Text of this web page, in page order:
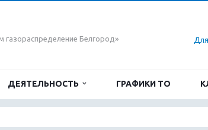
газораспределение Белгород»
ДЕЯТЕЛЬНОСТЬ ГРАФИКИ ТО